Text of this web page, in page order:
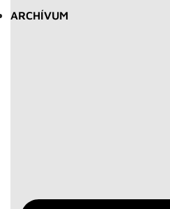
ARCHÍVUM